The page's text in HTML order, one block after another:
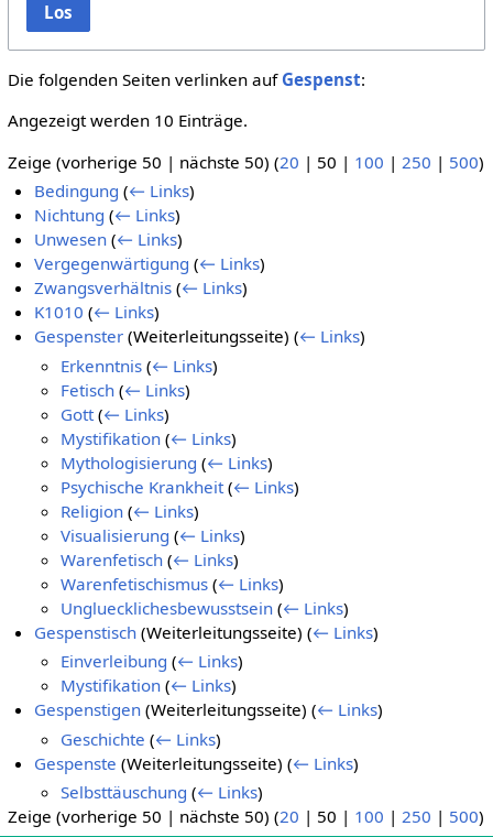
Los
Die folgenden Seiten verlinken auf Gespenst:
Angezeigt werden 10 Einträge.
Zeige (vorherige 50 | nächste 50) (20 | 50 | 100 | 250 | 500)
Bedingung (← Links)
Nichtung (← Links)
Unwesen (← Links)
Vergegenwärtigung (← Links)
Zwangsverhältnis (← Links)
K1010 (← Links)
Gespenster (Weiterleitungsseite)(← Links)
Erkenntnis (← Links)
Fetisch (← Links)
Gott (← Links)
Mystifikation (← Links)
Mythologisierung (← Links)
Psychische Krankheit (← Links)
Religion (← Links)
Visualisierung (← Links)
Warenfetisch (← Links)
Warenfetischismus (← Links)
Ungluecklichesbewusstsein (← Links)
Gespenstisch (Weiterleitungsseite)(← Links)
Einverleibung (← Links)
Mystifikation (← Links)
Gespenstigen (Weiterleitungsseite)(← Links)
Geschichte (← Links)
Gespenste (Weiterleitungsseite)(← Links)
Selbsttäuschung (← Links)
Zeige (vorherige 50 | nächste 50) (20 | 50 | 100 | 250 | 500)